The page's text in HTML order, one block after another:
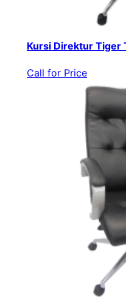
Kursi Direktur Tiger
Call for Price